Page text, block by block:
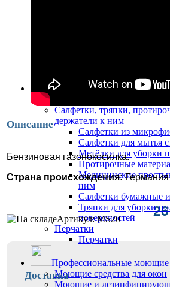
Салфетки, тряпки,
перчатки
Салфетки, тряпки,
держатели к ним
Салфетки из
Салфетки для мытья
Метёлки для уборки
Протирочные
Медицинские
ним
Салфетки бумажные
Тряпки для уборки
поверхностей
Перчатки
Перчатки
Профессиональные моющие
Моющие средства для окон
Моющие и
Описание
Бензиновая газонокосилка.
Страна происхождения: Германия
Артикул: MS20
Доставка